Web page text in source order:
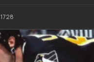
1728